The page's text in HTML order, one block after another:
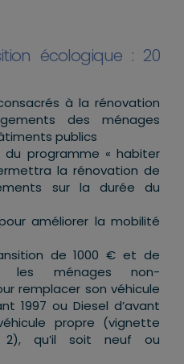
écologique : 20
à la rénovation
des ménages
publics
du programme « habiter
la rénovation de
sur la durée du
améliorer la mobilité
de 1000 € et de
les ménages non-
remplacer son véhicule
1997 ou Diesel d’avant
propre (vignette
qu’il soit neuf ou